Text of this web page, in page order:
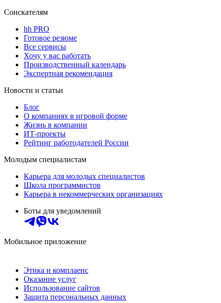
Соискателям
hh PRO
Готовое резюме
Все сервисы
Хочу у вас работать
Производственный календарь
Экспертная рекомендация
Новости и статьи
Блог
О компаниях в игровой форме
Жизнь в компании
ИТ-проекты
Рейтинг работодателей России
Молодым специалистам
Карьера для молодых специалистов
Школа программистов
Карьера в некоммерческих организациях
Боты для уведомлений
Мобильное приложение
Этика и комплаенс
Оказание услуг
Использование сайтов
Защита персональных данных